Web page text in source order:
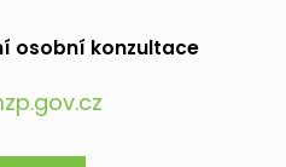
osobní konzultace